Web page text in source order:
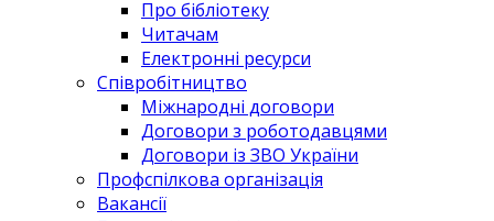
Про бібліотеку
Читачам
Електронні ресурси
Співробітництво
Міжнародні договори
Договори з роботодавцями
Договори із ЗВО України
Профспілкова організація
Вакансії